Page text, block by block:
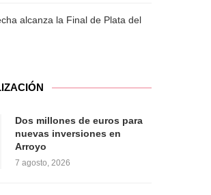
alcanza la Final de Plata del
Dos millones de euros para
nuevas inversiones en
Arroyo
7 agosto, 2026